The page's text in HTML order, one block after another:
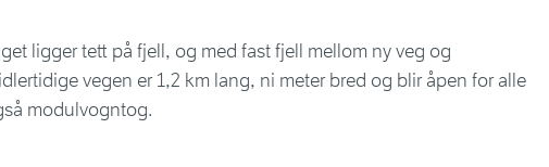
ligger tett på fjell, og med fast fjell mellom ny veg og
vegen er 1,2 km lang, ni meter bred og blir åpen for alle
modulvogntog.